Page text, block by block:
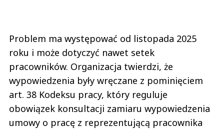
Problem ma występować od listopada 2025
roku i może dotyczyć nawet setek
pracowników. Organizacja twierdzi, że
wypowiedzenia były wręczane z pominięciem
art. 38 Kodeksu pracy, który reguluje
obowiązek konsultacji zamiaru wypowiedzenia
umowy o pracę z reprezentującą pracownika